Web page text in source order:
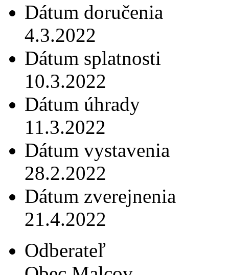
Dátum doručenia
4.3.2022
Dátum splatnosti
10.3.2022
Dátum úhrady
11.3.2022
Dátum vystavenia
28.2.2022
Dátum zverejnenia
21.4.2022
Odberateľ